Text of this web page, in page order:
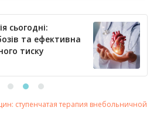
сьогодні:
та ефективна
тиску
ступенчатая терапия внебольничной